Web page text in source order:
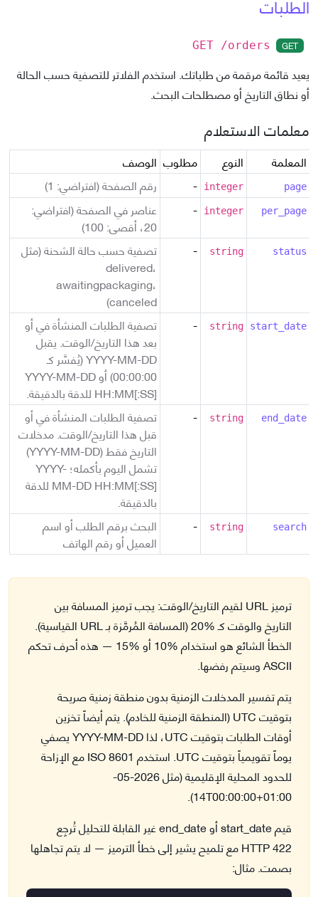
GET
GET /orders
يعيد قائمة مرقمة من طلباتك. استخدم الفلاتر للتصفية حسب الحالة
أو نطاق التاريخ أو مصطلحات البحث.
معلمات الاستعلام
المعلمة النوع مطلوب الوصف
page
integer
- رقم الصفحة (افتراضي: 1)
per_page
integer
-
عناصر في الصفحة (افتراضي:
20، أقصى: 100)
status
string
-
تصفية حسب حالة الشحنة (مثل
delivered،
awaitingpackaging،
canceled)
start_date
string
-
تصفية الطلبات المنشأة في أو
بعد هذا التاريخ/الوقت. يقبل
YYYY-MM-DD (يُفسَّر كـ
00:00:00) أو YYYY-MM-DD
HH:MM[:SS] للدقة بالدقيقة.
end_date
string
-
تصفية الطلبات المنشأة في أو
قبل هذا التاريخ/الوقت. مدخلات
التاريخ فقط (YYYY-MM-DD)
تشمل اليوم بأكمله؛ YYYY-
MM-DD HH:MM[:SS] للدقة
بالدقيقة.
search
string
-
البحث برقم الطلب أو اسم
العميل أو رقم الهاتف
ترميز URL لقيم التاريخ/الوقت:
يجب ترميز المسافة بين
التاريخ والوقت كـ %20 (المسافة المُرمَّزة بـ URL القياسية).
الخطأ الشائع هو استخدام %10 أو %15 — هذه أحرف تحكم
ASCII وسيتم رفضها.
يتم تفسير المدخلات الزمنية بدون منطقة زمنية صريحة
بتوقيت UTC (المنطقة الزمنية للخادم). يتم أيضاً تخزين
أوقات الطلبات بتوقيت UTC، لذا YYYY-MM-DD يصفي
يوماً تقويمياً بتوقيت UTC. استخدم ISO 8601 مع الإزاحة
للحدود المحلية الإقليمية (مثل 2026-05-
14T00:00:00+01:00).
قيم start_date أو end_date غير القابلة للتحليل تُرجِع
HTTP 422 مع تلميح يشير إلى خطأ الترميز — لا يتم تجاهلها
بصمت. مثال: